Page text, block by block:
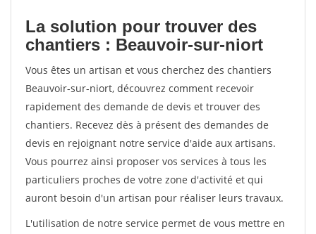
La solution pour trouver des
chantiers : Beauvoir-sur-niort
Vous êtes un artisan et vous cherchez des chantiers
Beauvoir-sur-niort, découvrez comment recevoir
rapidement des demande de devis et trouver des
chantiers. Recevez dès à présent des demandes de
devis en rejoignant notre service d'aide aux artisans.
Vous pourrez ainsi proposer vos services à tous les
particuliers proches de votre zone d'activité et qui
auront besoin d'un artisan pour réaliser leurs travaux.
L'utilisation de notre service permet de vous mettre en